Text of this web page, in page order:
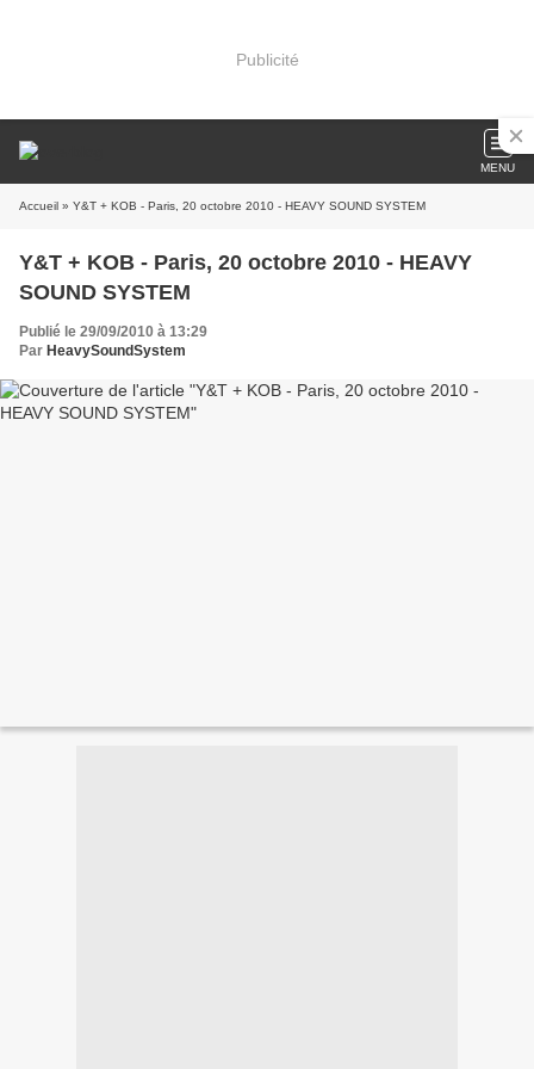
Publicité
MENU
Accueil » Y&T + KOB - Paris, 20 octobre 2010 - HEAVY SOUND SYSTEM
Y&T + KOB - Paris, 20 octobre 2010 - HEAVY
SOUND SYSTEM
Publié le 29/09/2010 à 13:29
Par HeavySoundSystem